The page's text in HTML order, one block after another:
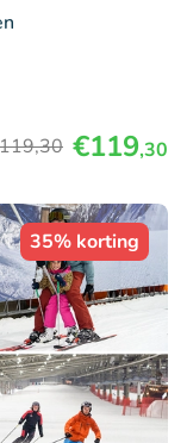
,30 €119,30
35% korting